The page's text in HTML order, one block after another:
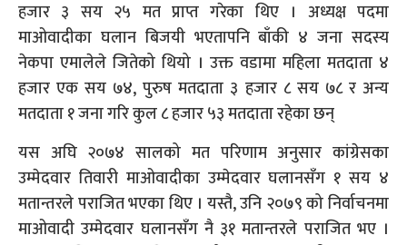
हजार ३ सय २५ मत प्राप्त गरेका थिए । अध्यक्ष पदमा
माओवादीका घलान बिजयी भएतापनि बाँकी ४ जना सदस्य
नेकपा एमालेले जितेको थियो । उक्त वडामा महिला मतदाता ४
हजार एक सय ७४, पुरुष मतदाता ३ हजार ८ सय ७८ र अन्य
मतदाता १ जना गरि कुल ८ हजार ५३ मतदाता रहेका छन्
यस अघि २०७४ सालको मत परिणाम अनुसार कांग्रेसका
उम्मेदवार तिवारी माओवादीका उम्मेदवार घलानसँग १ सय ४
मतान्तरले पराजित भएका थिए । यस्तै, उनि २०७९ को निर्वाचनमा
माओवादी उम्मेदवार घलानसँग नै ३१ मतान्तरले पराजित भए ।